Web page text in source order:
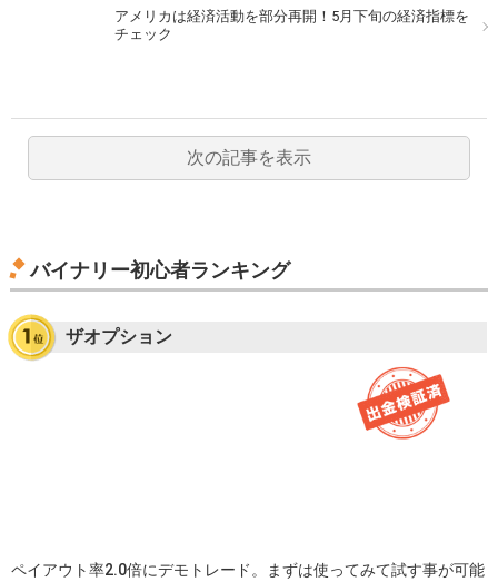
アメリカは経済活動を部分再開！5月下旬の経済指標を
チェック
次の記事を表示
バイナリー初心者ランキング
ザオプション
ペイアウト率2.0倍にデモトレード。まずは使ってみて試す事が可能